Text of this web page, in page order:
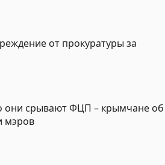
от прокуратуры за
они срывают ФЦП – крымчане об
мэров